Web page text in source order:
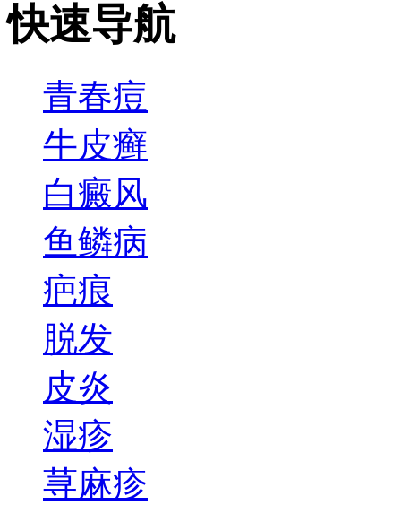
快速导航
青春痘
牛皮癣
白癜风
鱼鳞病
疤痕
脱发
皮炎
湿疹
荨麻疹